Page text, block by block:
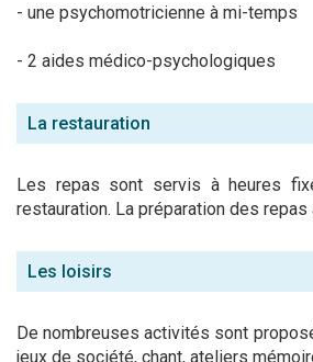
- une psychomotricienne à mi-temps
- 2 aides médico-psychologiques
La restauration
Les repas sont servis à heures
restauration. La préparation des repas
Les loisirs
De nombreuses activités sont
jeux de société, chant, ateliers